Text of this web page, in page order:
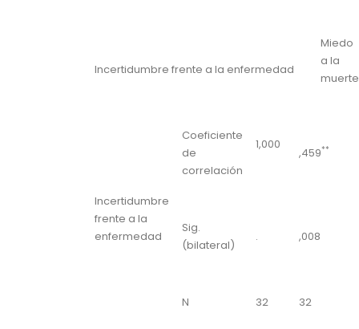
Incertidumbre frente a la enfermedad
Miedo
a la
muerte
Incertidumbre
frente a la
enfermedad
Coeficiente
de
correlación
1,000
,459**
Sig.
(bilateral)
. ,008
N 32 32